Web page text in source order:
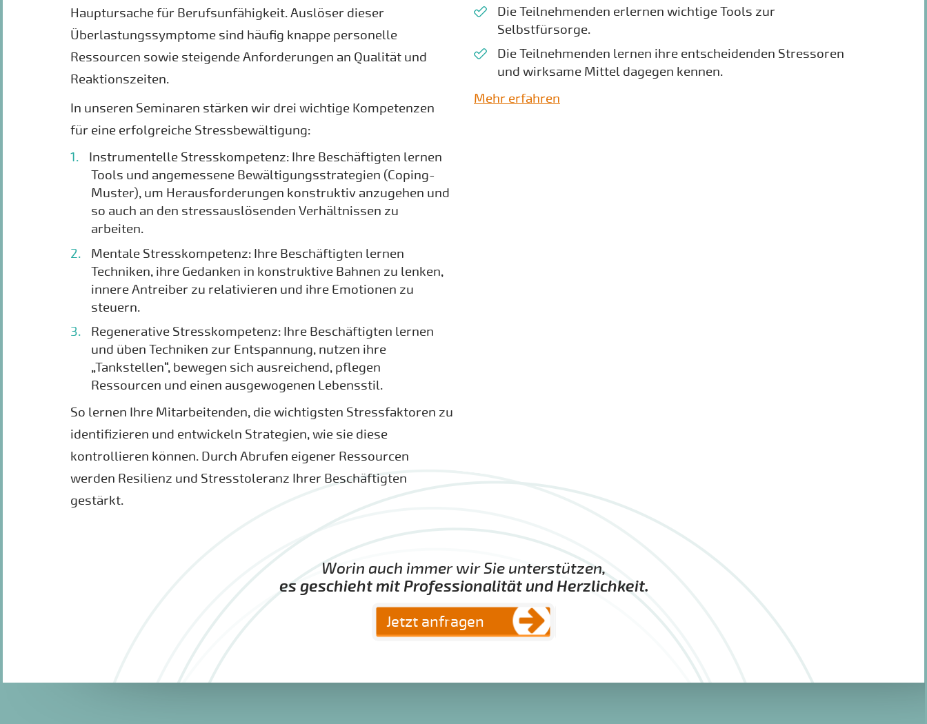
Hauptursache für Berufsunfähigkeit. Auslöser dieser
Überlastungssymptome sind häufig knappe personelle
Ressourcen sowie steigende Anforderungen an Qualität und
Reaktionszeiten.
In unseren Seminaren stärken wir drei wichtige Kompetenzen
für eine erfolgreiche Stressbewältigung:
Instrumentelle Stresskompetenz: Ihre Beschäftigten lernen
Tools und angemessene Bewältigungsstrategien (Coping-
Muster), um Herausforderungen konstruktiv anzugehen und
so auch an den stressauslösenden Verhältnissen zu
arbeiten.
Mentale Stresskompetenz: Ihre Beschäftigten lernen
Techniken, ihre Gedanken in konstruktive Bahnen zu lenken,
innere Antreiber zu relativieren und ihre Emotionen zu
steuern.
Regenerative Stresskompetenz: Ihre Beschäftigten lernen
und üben Techniken zur Entspannung, nutzen ihre
„Tankstellen“, bewegen sich ausreichend, pflegen
Ressourcen und einen ausgewogenen Lebensstil.
So lernen Ihre Mitarbeitenden, die wichtigsten Stressfaktoren zu
identifizieren und entwickeln Strategien, wie sie diese
kontrollieren können. Durch Abrufen eigener Ressourcen
werden Resilienz und Stresstoleranz Ihrer Beschäftigten
gestärkt.
Die Teilnehmenden erlernen wichtige Tools zur
Selbstfürsorge.
Die Teilnehmenden lernen ihre entscheidenden Stressoren
und wirksame Mittel dagegen kennen.
Mehr erfahren
Worin auch immer wir Sie unterstützen,
es geschieht mit Professionalität und Herzlichkeit.
Jetzt anfragen